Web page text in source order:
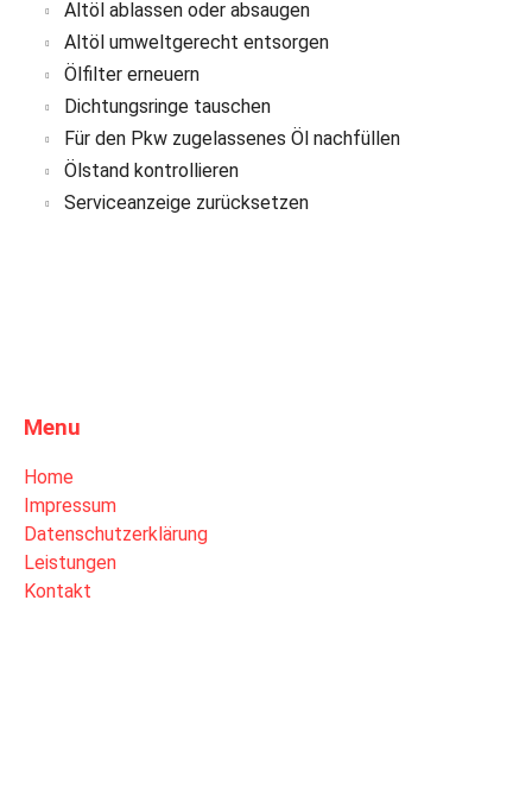
Altöl ablassen oder absaugen
Altöl umweltgerecht entsorgen
Ölfilter erneuern
Dichtungsringe tauschen
Für den Pkw zugelassenes Öl nachfüllen
Ölstand kontrollieren
Serviceanzeige zurücksetzen
Menu
Home
Impressum
Datenschutzerklärung
Leistungen
Kontakt